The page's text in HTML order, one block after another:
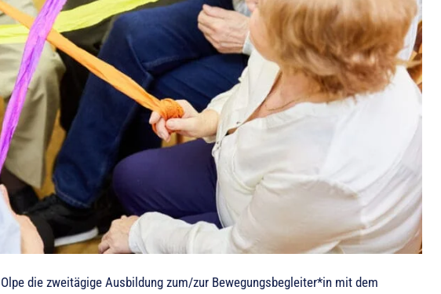
die zweitägige Ausbildung zum/zur Bewegungsbegleiter*in mit dem